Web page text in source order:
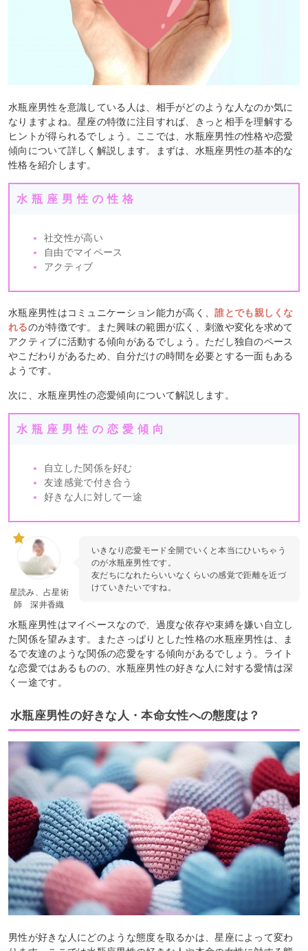
水瓶座男性を意識している人は、相手がどのような人なのか気に
なりますよね。星座の特徴に注目すれば、きっと相手を理解する
ヒントが得られるでしょう。ここでは、水瓶座男性の性格や恋愛
傾向について詳しく解説します。まずは、水瓶座男性の基本的な
性格を紹介します。
水瓶座男性の性格
社交性が高い
自由でマイペース
アクティブ
水瓶座男性はコミュニケーション能力が高く、誰とでも親しくな
れるのが特徴です。また興味の範囲が広く、刺激や変化を求めて
アクティブに活動する傾向があるでしょう。ただし独自のペース
やこだわりがあるため、自分だけの時間を必要とする一面もある
ようです。
次に、水瓶座男性の恋愛傾向について解説します。
水瓶座男性の恋愛傾向
自立した関係を好む
友達感覚で付き合う
好きな人に対して一途
星読み、占星術
師 深井香織
いきなり恋愛モード全開でいくと本当にひいちゃう
のが水瓶座男性です。
友だちになれたらいいなくらいの感覚で距離を近づ
けていきたいですね。
水瓶座男性はマイペースなので、過度な依存や束縛を嫌い自立し
た関係を望みます。またさっぱりとした性格の水瓶座男性は、ま
るで友達のような関係の恋愛をする傾向があるでしょう。ライト
な恋愛ではあるものの、水瓶座男性の好きな人に対する愛情は深
く一途です。
水瓶座男性の好きな人・本命女性への態度は？
男性が好きな人にどのような態度を取るかは、星座によって変わ